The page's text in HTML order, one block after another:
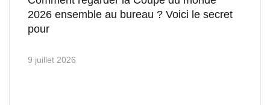
2026 ensemble au bureau ? Voici le secret
pour
9 juillet 2026